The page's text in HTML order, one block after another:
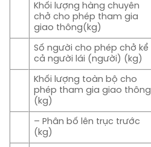
Khối lượng hàng chuyên
chở cho phép tham gia
giao thông(kg)
Số người cho phép chở kể
cả người lái (người) (kg)
Khối lượng toàn bộ cho
phép tham gia giao thông
(kg)
– Phân bố lên trục trước
(kg)